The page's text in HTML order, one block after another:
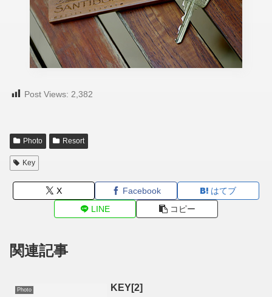
Post Views: 2,382
Photo Resort
Key
X Facebook
はてブ
LINE
コピー
関連記事
Photo KEY[2]